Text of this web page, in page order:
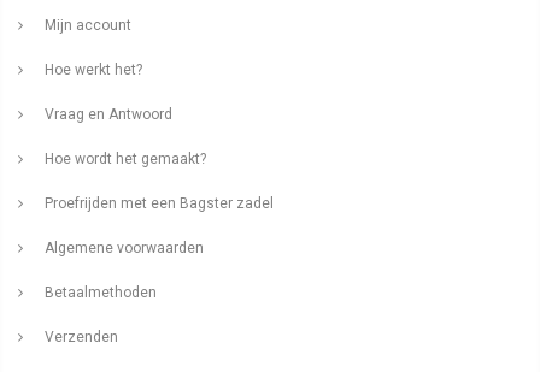
Mijn account
Hoe werkt het?
Vraag en Antwoord
Hoe wordt het gemaakt?
Proefrijden met een Bagster zadel
Algemene voorwaarden
Betaalmethoden
Verzenden